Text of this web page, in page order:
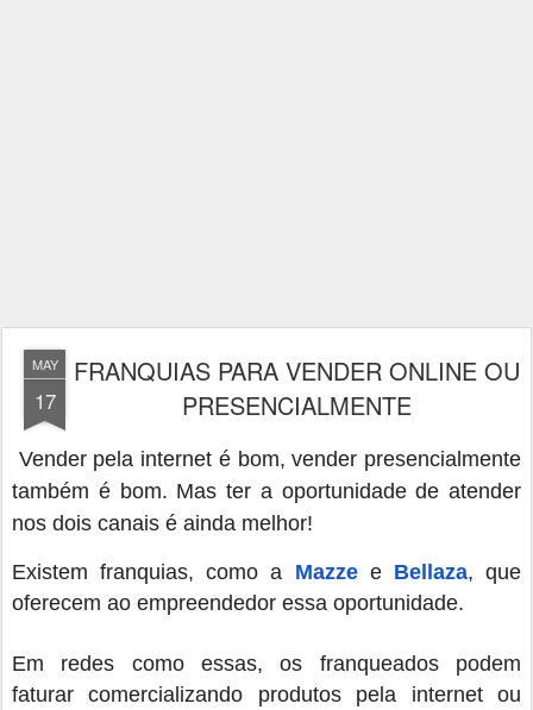
MAY
17
FRANQUIAS PARA VENDER ONLINE OU
PRESENCIALMENTE
Vender pela internet é bom, vender presencialmente
também é bom. Mas ter a oportunidade de atender
nos dois canais é ainda melhor!
Existemfranquias, como a Mazzee Bellaza, que
oferecem ao empreendedor essa oportunidade.
Em redes como essas, os franqueados podem
faturar comercializando produtos pela internet ou